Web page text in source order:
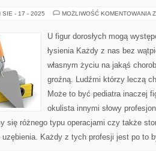
SIE - 17 - 2025 MOŻLIWOŚĆ KOMENTOWANIA
U figur dorosłych mogą
łysienia Każdy z nas bez
własnym życiu na jakąś
groźną. Ludźmi którzy leczą
Może to być pediatra inaczej
okulista innymi słowy
się różnego typu operacjami czy także
uzębienia. Każdy z tych profesji jest po to